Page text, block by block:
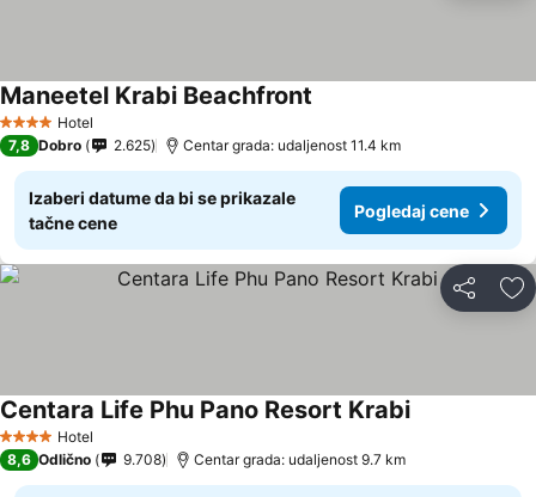
4 ZvezdiceHotel
Maneetel Krabi Beachfront
7,8 Dobro 2.625 Centar grada: udaljenost 11.4 km
Izaberi datume da bi se prikazale
tačne cene
Pogledaj cene
Deli
4 ZvezdiceHotel
Centara Life Phu Pano Resort Krabi
8,6 Odlično 9.708 Centar grada: udaljenost 9.7 km